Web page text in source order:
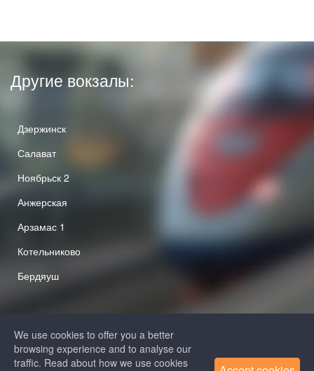
Другие вокзалы:
Дзержинск
Салават
Ноябрьск 2
Анжерская
Арзамас 1
Котельниково
Бердяуш
We use cookies to offer you a better
browsing experience and to analyse our
traffic. Read about how we use cookies